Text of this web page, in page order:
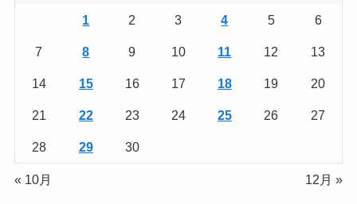
1 2 3 4 5 6
7 8 9 10 11 12 13
14 15 16 17 18 19 20
21 22 23 24 25 26 27
28 29 30
« 10月 12月 »